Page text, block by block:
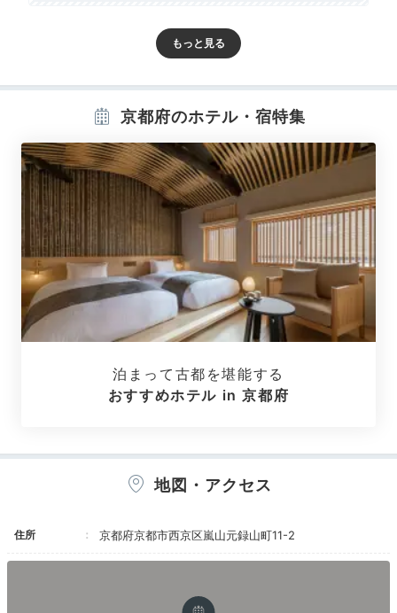
全室リバービュー
京都の風情漂う客室
ービュー。窓が額縁のように自然の風景を切り取りま
す。京唐紙の壁紙や障子戸など和の設えも魅力的。2人
静かに日本画から飛び出したような空間に酔いしれて。
京都府のホテル・宿特集
泊まって古都を堪能する
おすすめホテル in 京都府
地図・アクセス
住所 京都府京都市西京区嵐山元録山町11-2